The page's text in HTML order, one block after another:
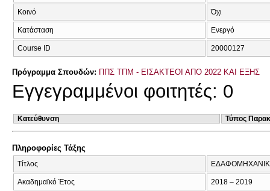
Κοινό Όχι
Κατάσταση Ενεργό
Course ID 20000127
Πρόγραμμα Σπουδών: ΠΠΣ ΤΠΜ - ΕΙΣΑΚΤΕΟΙ ΑΠΟ 2022 ΚΑΙ ΕΞΗΣ
Εγγεγραμμένοι φοιτητές: 0
Κατεύθυνση Τύπος
Πληροφορίες Τάξης
Τίτλος
Ακαδημαϊκό Έτος 2018 – 2019